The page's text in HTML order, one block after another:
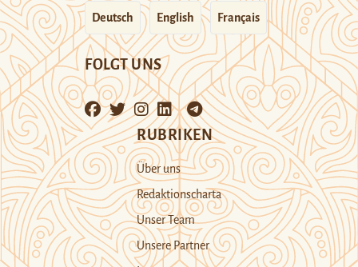
Deutsch English Français
FOLGT UNS
RUBRIKEN
Über uns
Redaktionscharta
Unser Team
Unsere Partner